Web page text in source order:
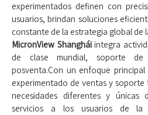
experimentados definen con
usuarios, brindan soluciones
constante de la estrategia global de
MicronView Shangháiintegra
de clase mundial, soporte de
posventa.Con un enfoque
experimentado de ventas y
necesidades diferentes y
servicios a los usuarios de la